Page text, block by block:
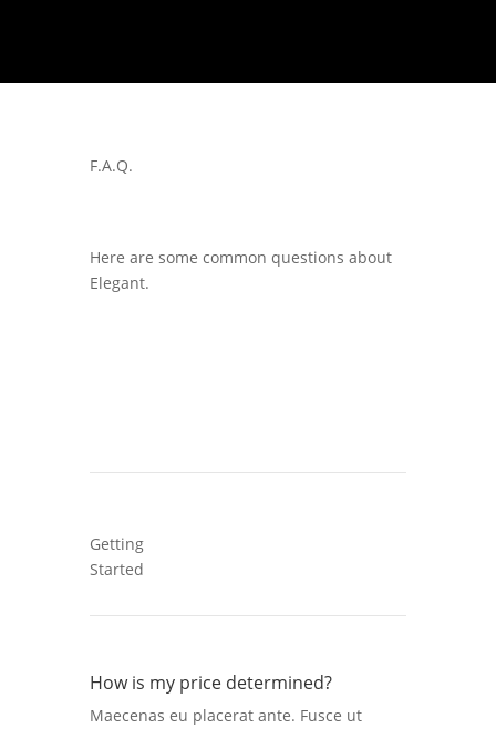
F.A.Q.
Here are some common questions about
Elegant.
Getting
Started
How is my price determined?
Maecenas eu placerat ante. Fusce ut